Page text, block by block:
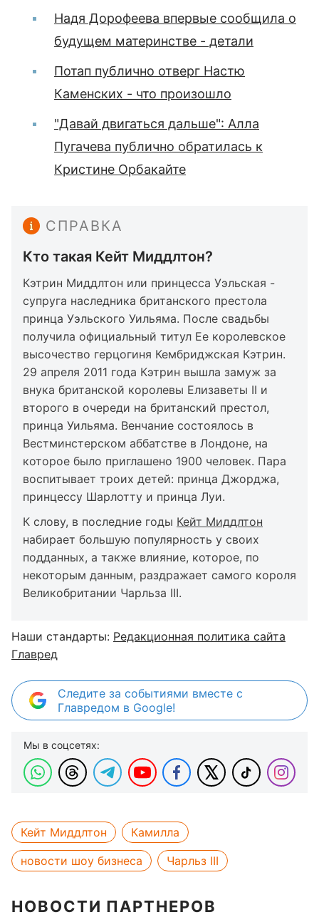
Надя Дорофеева впервые сообщила о
будущем материнстве - детали
Потап публично отверг Настю
Каменских - что произошло
"Давай двигаться дальше": Алла
Пугачева публично обратилась к
Кристине Орбакайте
СПРАВКА
Кто такая Кейт Миддлтон?
Кэтрин Миддлтон или принцесса Уэльская -
супруга наследника британского престола
принца Уэльского Уильяма. После свадьбы
получила официальный титул Ее королевское
высочество герцогиня Кембриджская Кэтрин.
29 апреля 2011 года Кэтрин вышла замуж за
внука британской королевы Елизаветы II и
второго в очереди на британский престол,
принца Уильяма. Венчание состоялось в
Вестминстерском аббатстве в Лондоне, на
которое было приглашено 1900 человек. Пара
воспитывает троих детей: принца Джорджа,
принцессу Шарлотту и принца Луи.
К слову, в последние годы Кейт Миддлтон
набирает большую популярность у своих
подданных, а также влияние, которое, по
некоторым данным, раздражает самого короля
Великобритании Чарльза III.
Наши стандарты: Редакционная политика сайта
Главред
Следите за событиями вместе с
Главредом в Google!
Мы в соцсетях:
Кейт Миддлтон
Камилла
новости шоу бизнеса
Чарльз III
НОВОСТИ ПАРТНЕРОВ